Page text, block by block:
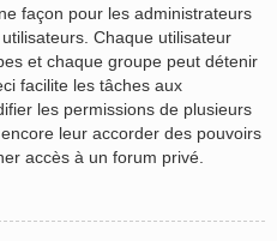
façon pour les administrateurs
Chaque utilisateur
et chaque groupe peut détenir
facilite les tâches aux
les permissions de plusieurs
leur accorder des pouvoirs
accès à un forum privé.